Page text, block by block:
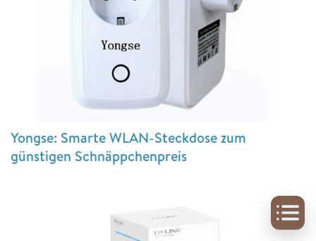
Yongse: Smarte WLAN-Steckdose zum
günstigen Schnäppchenpreis